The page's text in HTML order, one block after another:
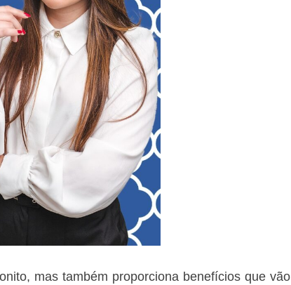
mas também proporciona benefícios que vão